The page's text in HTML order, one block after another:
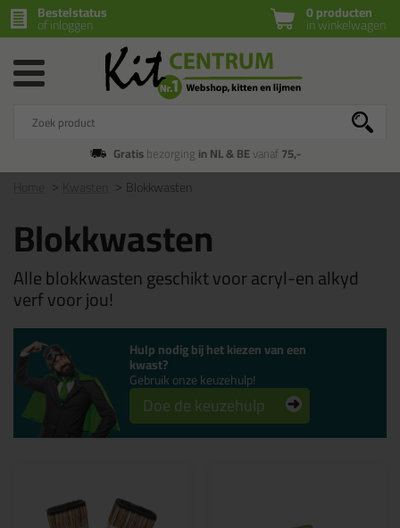
0 producten
in winkelwagen
Bestelstatus
of inloggen
Gratisbezorging in NL & BEvanaf75,-
Kwasten Blokkwasten
Blokkwasten
Alle blokkwasten geschikt voor acryl-en alkyd
verf voor jou!
Hulp nodig bij het kiezen van een
kwast?
Gebruik onze keuzehulp!
Doe de keuzehulp